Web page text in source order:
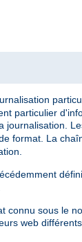
particulier
journalisation.
format. La
connu sous le
web